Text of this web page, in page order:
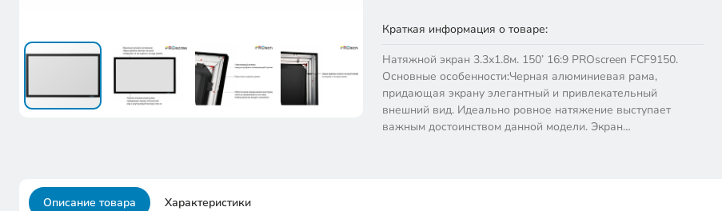
Краткая информация о товаре:
Натяжной экран 3.3х1.8м. 150’ 16:9 PROscreen FCF9150.
Основные особенности:Черная алюминиевая рама,
придающая экрану элегантный и привлекательный
внешний вид. Идеально ровное натяжение выступает
важным достоинством данной модели. Экран…
Описание товара Характеристики